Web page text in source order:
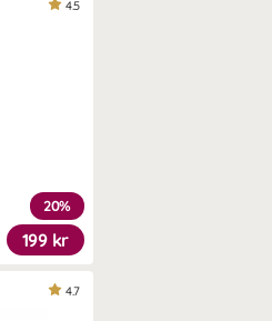
20%
199 kr
4.5
4.7